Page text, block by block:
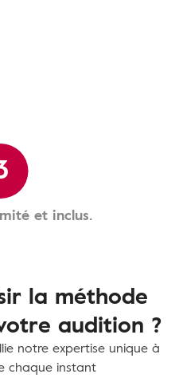
et inclus.
la méthode
audition ?
notre expertise unique à
chaque instant